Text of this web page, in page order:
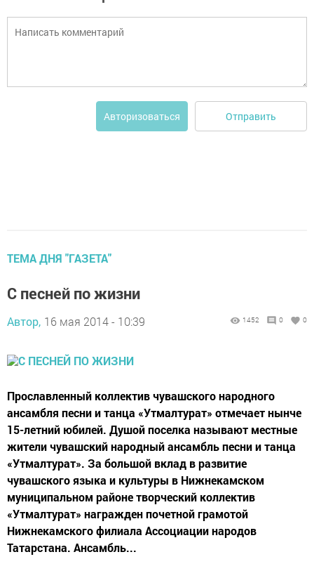
Авторизоваться Отправить
ТЕМА ДНЯ "ГАЗЕТА"
С песней по жизни
Автор, 16 мая 2014 - 10:39 1452 0 0
Прославленный коллектив чувашского народного
ансамбля песни и танца «Утмалтурат» отмечает нынче
15-летний юбилей. Душой поселка называют местные
жители чувашский народный ансамбль песни и танца
«Утмалтурат». За большой вклад в развитие
чувашского языка и культуры в Нижнекамском
муниципальном районе творческий коллектив
«Утмалтурат» награжден почетной грамотой
Нижнекамского филиала Ассоциации народов
Татарстана. Ансамбль...